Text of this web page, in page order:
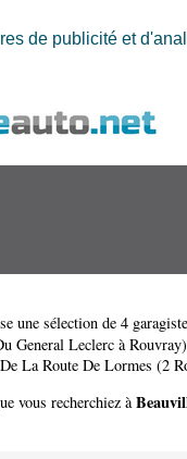
de publicité et
une sélection de 4
General Leclerc à Rouvray)
La Route De Lormes (2
vous recherchiez à